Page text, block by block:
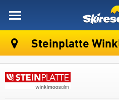
Steinplatte Winklmoosalm